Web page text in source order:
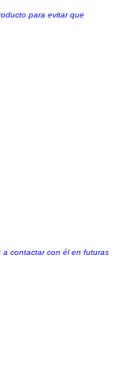
para evitar que
a contactar con él en futuras